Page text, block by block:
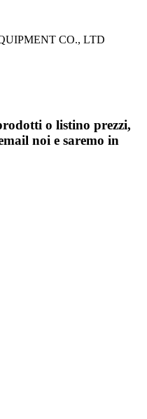
CO., LTD
o listino prezzi,
noi e saremo in